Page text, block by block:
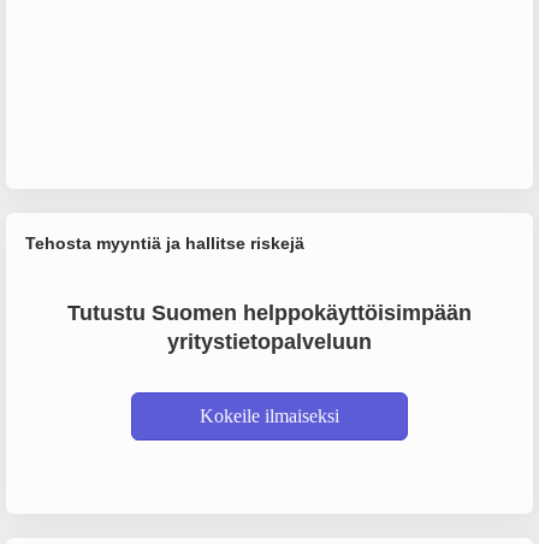
Tehosta myyntiä ja hallitse riskejä
Tutustu Suomen helppokäyttöisimpään
yritystietopalveluun
Kokeile ilmaiseksi